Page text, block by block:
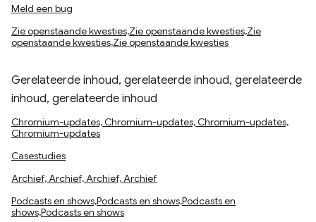
Meld een bug
Zie openstaande kwesties,Zie openstaande kwesties,Zie
openstaande kwesties,Zie openstaande kwesties
Gerelateerde inhoud, gerelateerde inhoud, gerelateerde
inhoud, gerelateerde inhoud
Chromium-updates, Chromium-updates, Chromium-updates,
Chromium-updates
Casestudies
Archief, Archief, Archief, Archief
Podcasts en shows,Podcasts en shows,Podcasts en
shows,Podcasts en shows